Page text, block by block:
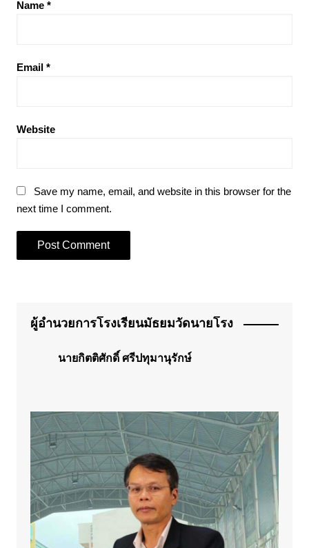
Name *
Email *
Website
Save my name, email, and website in this browser for the
next time I comment.
ผู้อำนวยการโรงเรียนมัธยมวัดนายโรง
นายกิตติศักดิ์ ศรีปทุมานุรักษ์